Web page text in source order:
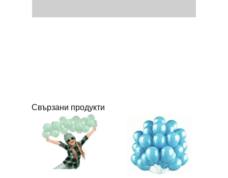
Свързани продукти